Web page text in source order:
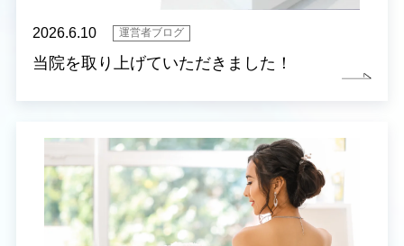
2026.6.10 運営者ブログ
当院を取り上げていただきました！